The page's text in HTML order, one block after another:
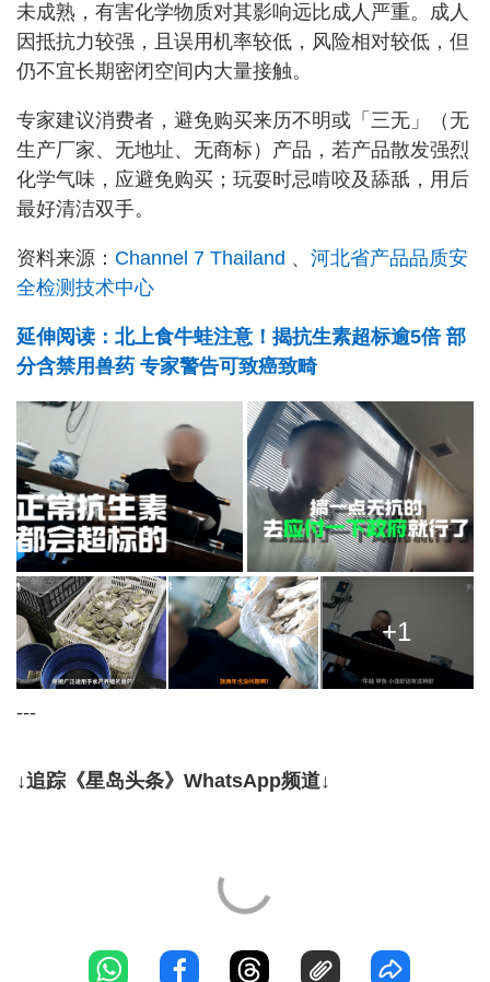
未成熟，有害化学物质对其影响远比成人严重。成人
因抵抗力较强，且误用机率较低，风险相对较低，但
仍不宜长期密闭空间内大量接触。
专家建议消费者，避免购买来历不明或「三无」（无
生产厂家、无地址、无商标）产品，若产品散发强烈
化学气味，应避免购买；玩耍时忌啃咬及舔舐，用后
最好清洁双手。
资料来源： Channel 7 Thailand 、 河北省产品品质安
全检测技术中心
延伸阅读：北上食牛蛙注意！揭抗生素超标逾5倍 部
分含禁用兽药 专家警告可致癌致畸
+1
---
↓追踪《星岛头条》WhatsApp频道↓